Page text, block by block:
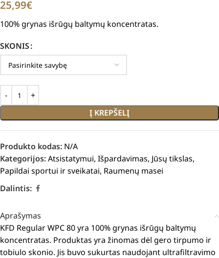
25,99€
100% grynas išrūgų baltymų koncentratas.
SKONIS
Į KREPŠELĮ
Produkto kodas: N/A
Kategorijos:Atsistatymui, Išpardavimas, Jūsų tikslas,
Papildai sportui ir sveikatai, Raumenų masei
Dalintis:
Aprašymas
KFD Regular WPC 80 yra 100% grynas išrūgų baltymų
koncentratas. Produktas yra žinomas dėl gero tirpumo ir
tobiulo skonio. Jis buvo sukurtas naudojant ultrafiltravimo